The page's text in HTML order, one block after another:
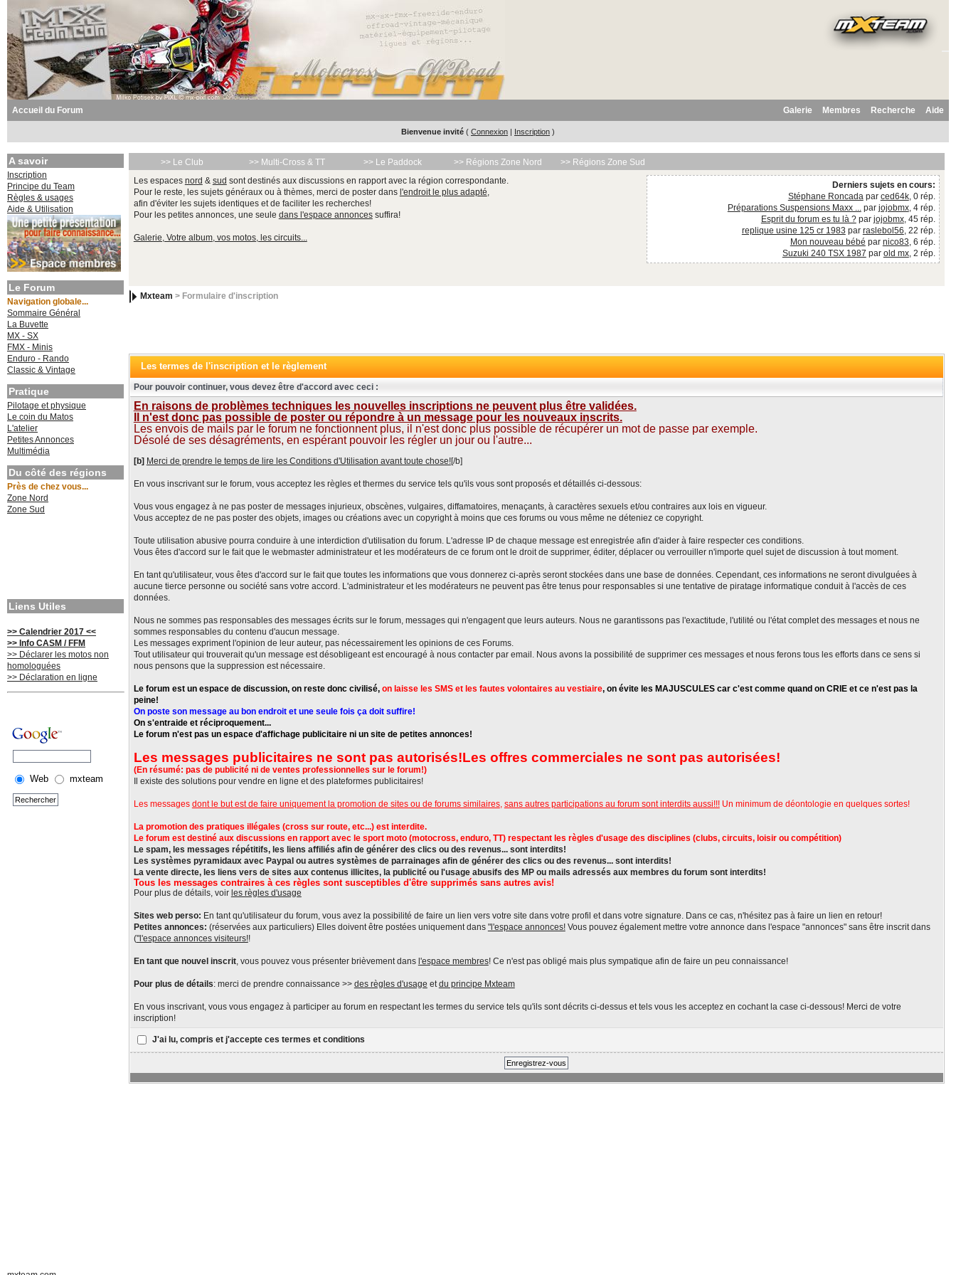
Accueil du Forum Aide
Recherche
Membres
Galerie
Bienvenue invité ( Connexion | Inscription )
A savoir
Inscription
Principe du Team
Règles & usages
Aide & Utilisation
Le Forum
Navigation globale...
Sommaire Général
La Buvette
MX - SX
FMX - Minis
Enduro - Rando
Classic & Vintage
Pratique
Pilotage et physique
Le coin du Matos
L'atelier
Petites Annonces
Multimédia
Du côté des régions
Près de chez vous...
Zone Nord
Zone Sud
Liens Utiles
>> Calendrier 2017 <<
>> Info CASM / FFM
>> Déclarer les motos non
homologuées
>> Déclaration en ligne
Web mxteam
>> Le Club >> Multi-Cross & TT >> Le Paddock >> Régions Zone Nord
>> Régions Zone Sud
Les espaces nord & sud sont destinés aux discussions en rapport avec la région correspondante.
Pour le reste, les sujets généraux ou à thèmes, merci de poster dans l'endroit le plus adapté,
afin d'éviter les sujets identiques et de faciliter les recherches!
Pour les petites annonces, une seule dans l'espace annoncessuffira!
Galerie, Votre album, vos motos, les circuits...
Derniers sujets en cours:
Stéphane Roncadapar ced64k, 0 rép.
Préparations Suspensions Maxx ...par jojobmx, 4 rép.
Esprit du forum es tu là ?par jojobmx, 45 rép.
replique usine 125 cr 1983 par raslebol56, 22 rép.
Mon nouveau bébé par nico83, 6 rép.
Suzuki 240 TSX 1987 par old mx, 2 rép.
Mxteam > Formulaire d'inscription
Les termes de l'inscription et le règlement
Pour pouvoir continuer, vous devez être d'accord avec ceci :
En raisons de problèmes techniques les nouvelles inscriptions ne peuvent plus être validées.
Il n'est donc pas possible de poster ou répondre à un message pour les nouveaux inscrits.
Les envois de mails par le forum ne fonctionnent plus, il n'est donc plus possible de récupérer un mot de passe par exemple.
Désolé de ses désagréments, en espérant pouvoir les régler un jour ou l'autre...
[b] Merci de prendre le temps de lire les Conditions d'Utilisation avant toute chose![/b]
En vous inscrivant sur le forum, vous acceptez les règles et thermes du service tels qu'ils vous sont proposés et détaillés ci-dessous:
Vous vous engagez à ne pas poster de messages injurieux, obscènes, vulgaires, diffamatoires, menaçants, à caractères sexuels et/ou contraires aux lois en vigueur.
Vous acceptez de ne pas poster des objets, images ou créations avec un copyright à moins que ces forums ou vous même ne déteniez ce copyright.
Toute utilisation abusive pourra conduire à une interdiction d'utilisation du forum. L'adresse IP de chaque message est enregistrée afin d'aider à faire respecter ces conditions.
Vous êtes d'accord sur le fait que le webmaster administrateur et les modérateurs de ce forum ont le droit de supprimer, éditer, déplacer ou verrouiller n'importe quel sujet de discussion à tout moment.
En tant qu'utilisateur, vous êtes d'accord sur le fait que toutes les informations que vous donnerez ci-après seront stockées dans une base de données. Cependant, ces informations ne seront divulguées à
aucune tierce personne ou société sans votre accord. L'administrateur et les modérateurs ne peuvent pas être tenus pour responsables si une tentative de piratage informatique conduit à l'accès de ces
données.
Nous ne sommes pas responsables des messages écrits sur le forum, messages qui n'engagent que leurs auteurs. Nous ne garantissons pas l'exactitude, l'utilité ou l'état complet des messages et nous ne
sommes responsables du contenu d'aucun message.
Les messages expriment l'opinion de leur auteur, pas nécessairement les opinions de ces Forums.
Tout utilisateur qui trouverait qu'un message est désobligeant est encouragé à nous contacter par email. Nous avons la possibilité de supprimer ces messages et nous ferons tous les efforts dans ce sens si
nous pensons que la suppression est nécessaire.
Le forum est un espace de discussion, on reste donc civilisé, on laisse les SMS et les fautes volontaires au vestiaire, on évite les MAJUSCULES car c'est comme quand on CRIE et ce n'est pas la
peine!
On poste son message au bon endroit et une seule fois ça doit suffire!
On s'entraide et réciproquement...
Le forum n'est pas un espace d'affichage publicitaire ni un site de petites annonces!
Les messages publicitaires ne sont pas autorisés!Les offres commerciales ne sont pas autorisées!
(En résumé: pas de publicité ni de ventes professionnelles sur le forum!)
Il existe des solutions pour vendre en ligne et des plateformes publicitaires!
Les messages dont le but est de faire uniquement la promotion de sites ou de forums similaires, sans autres participations au forum sont interdits aussi!!!Un minimum de déontologie en quelques sortes!
La promotion des pratiques illégales (cross sur route, etc...) est interdite.
Le forum est destiné aux discussions en rapport avec le sport moto (motocross, enduro, TT) respectant les règles d'usage des disciplines (clubs, circuits, loisir ou compétition)
Le spam, les messages répétitifs, les liens affiliés afin de générer des clics ou des revenus... sont interdits!
Les systèmes pyramidaux avec Paypal ou autres systèmes de parrainages afin de générer des clics ou des revenus... sont interdits!
La vente directe, les liens vers de sites aux contenus illicites, la publicité ou l'usage abusifs des MP ou mails adressés aux membres du forum sont interdits!
Tous les messages contraires à ces règles sont susceptibles d'être supprimés sans autres avis!
Pour plus de détails, voir les règles d'usage
Sites web perso: En tant qu'utilisateur du forum, vous avez la possibilité de faire un lien vers votre site dans votre profil et dans votre signature. Dans ce cas, n'hésitez pas à faire un lien en retour!
Petites annonces: (réservées aux particuliers) Elles doivent être postées uniquement dans "l'espace annonces!Vous pouvez également mettre votre annonce dans l'espace "annonces" sans être inscrit dans
("l'espace annonces visiteurs!!
En tant que nouvel inscrit, vous pouvez vous présenter brièvement dans l'espace membres! Ce n'est pas obligé mais plus sympatique afin de faire un peu connaissance!
Pour plus de détails: merci de prendre connaissance >> des règles d'usage etdu principe Mxteam
En vous inscrivant, vous vous engagez à participer au forum en respectant les termes du service tels qu'ils sont décrits ci-dessus et tels vous les acceptez en cochant la case ci-dessous! Merci de votre
inscription!
J'ai lu, compris et j'accepte ces termes et conditions